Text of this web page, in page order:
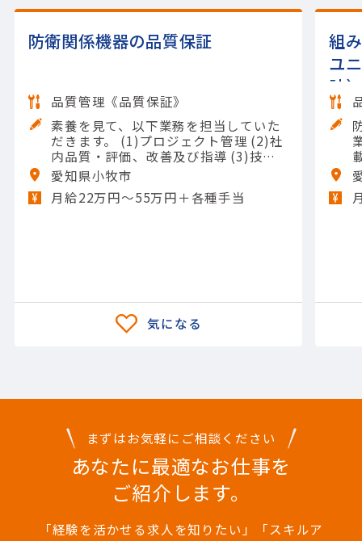
防衛関係機器の品質保証
品質管理《品質保証》
素養を見て、以下業務を担当していた
だきます。 (1)プロジェクト管理 (2)社
内品質・評価、改善及び指導 (3)技術
品質 (4)購入品・支給品に係る品質保
証 (5)工程及び製品に係る品質保証 (6)
校正（校正作業請負、社内測定機器、
愛知県小牧市
月給22万円〜55万円＋各種手当
組
ユ
計）
業
まずはお気軽にご相談ください
あなたに最適なお仕事を
ご紹介します。
「経験を活かせる求人を知りたい」「スキルア